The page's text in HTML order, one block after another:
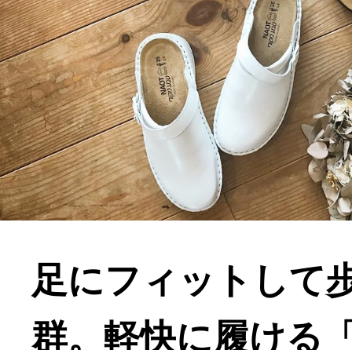
足にフィットして
群。軽快に履ける